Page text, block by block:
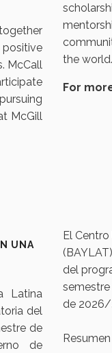
McCall
McGill
the world.
For
UNA
Latina
del
de
de
El
del
de 2026/